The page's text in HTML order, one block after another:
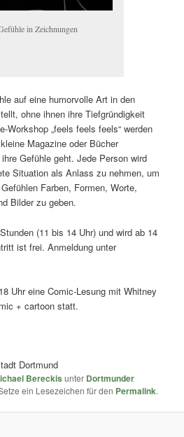
in Zeichnungen
auf eine humorvolle Art in den
ohne ihnen ihre Tiefgründigkeit
Workshop „feels feels feels“ werden
Magazine oder Bücher
Gefühle geht. Jede Person wird
Situation als Anlass zu nehmen, um
Farben, Formen, Worte,
Bilder zu geben.
(11 bis 14 Uhr) und wird ab 14
ist frei. Anmeldung unter
Uhr eine Comic-Lesung mit Whitney
+ cartoon statt.
Dortmund
Bereckis unter Dortmunder
ein Lesezeichen für den Permalink.